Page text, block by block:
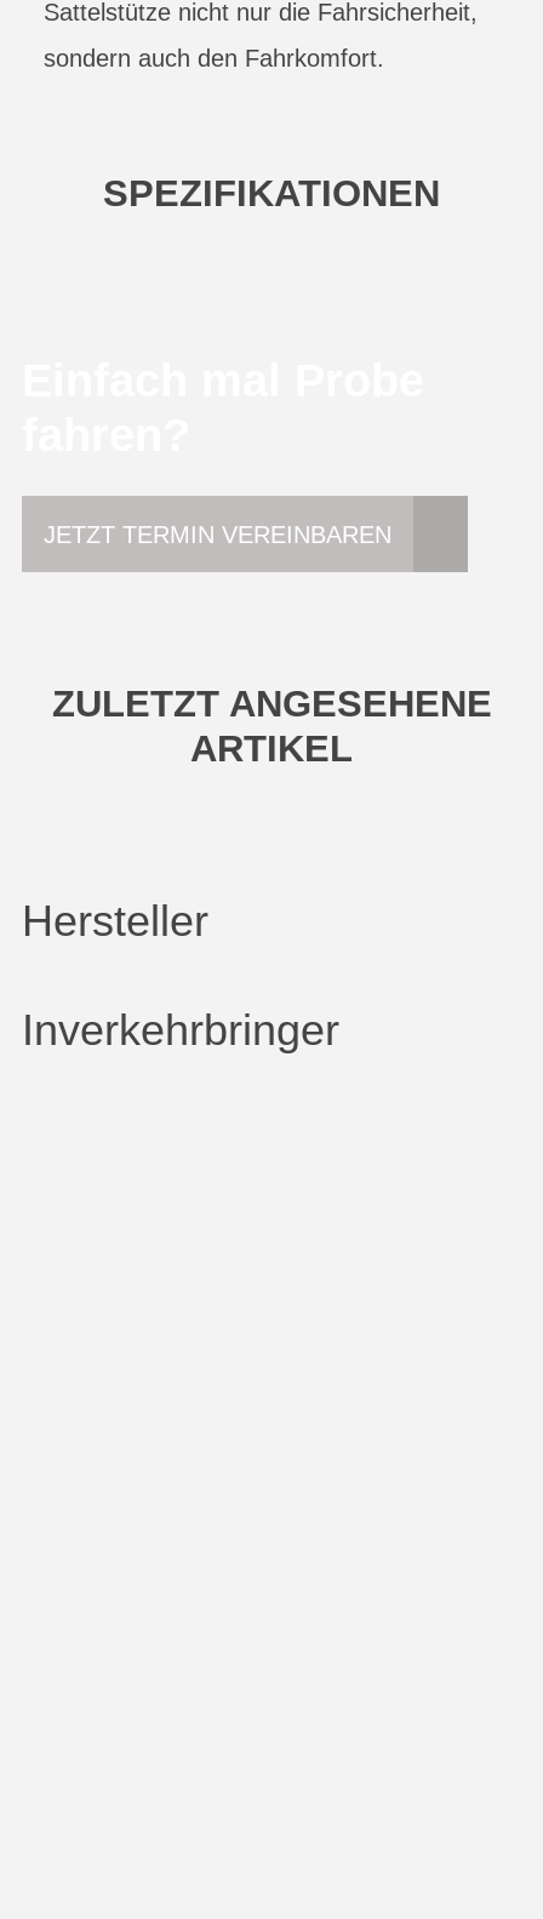
Sattelstütze nicht nur die Fahrsicherheit,
sondern auch den Fahrkomfort.
SPEZIFIKATIONEN
JETZT TERMIN VEREINBAREN
ZULETZT ANGESEHENE
ARTIKEL
Hersteller
Inverkehrbringer